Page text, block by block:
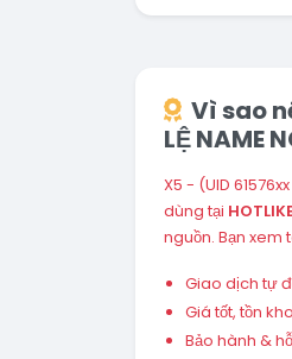
Vì sao
LỆ NAME
X5 - (UID
dùng tại
nguồn. Bạn
Giao dịch tự
Giá tốt, tồn
Bảo hành &